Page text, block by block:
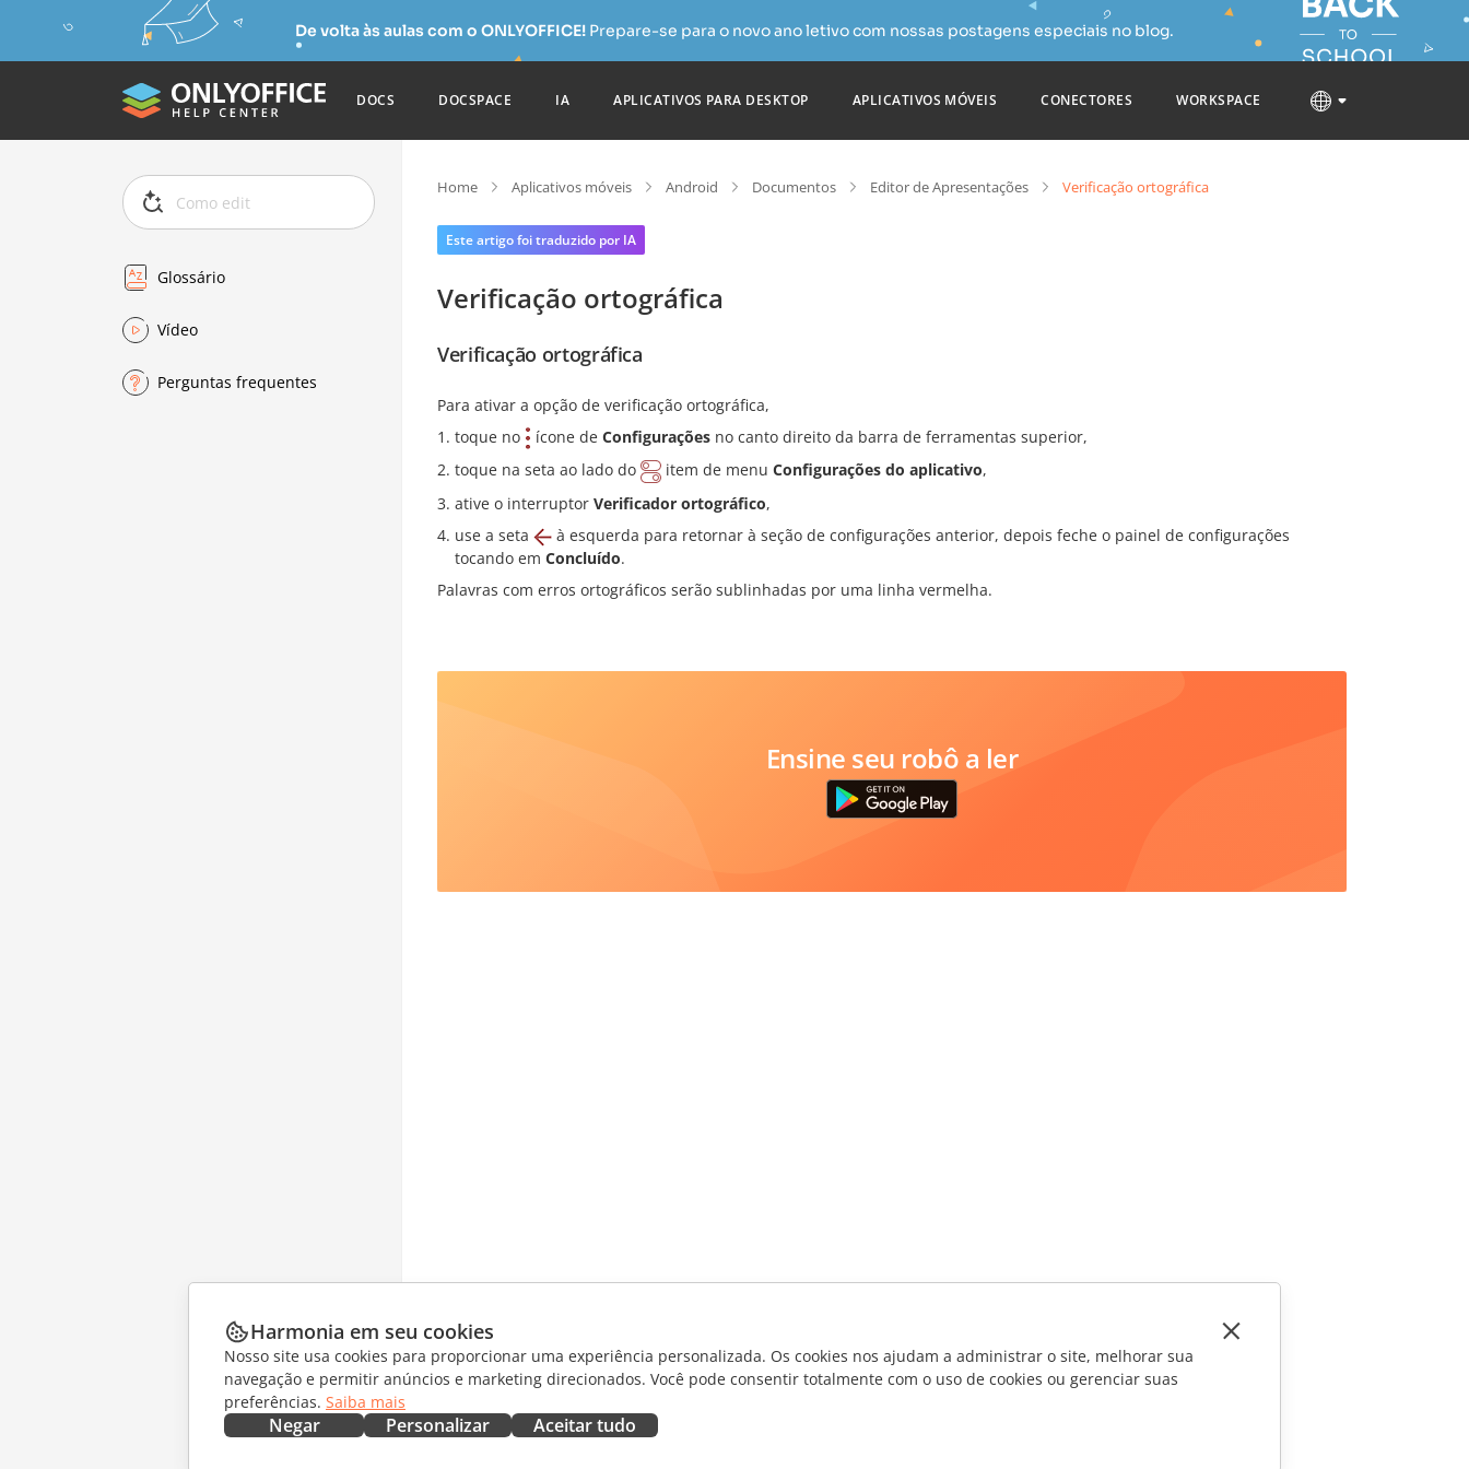
De volta às aulas com o ONLYOFFICE! Prepare-se para o novo ano letivo com nossas postagens especiais no blog.
DOCS DOCSPACE IA APLICATIVOS PARA DESKTOP APLICATIVOS MÓVEIS CONECTORES WORKSPACE
Glossário
Vídeo
Perguntas frequentes
Home Aplicativos móveis Android Documentos Editor de Apresentações Verificação ortográfica
Este artigo foi traduzido por IA
Verificação ortográfica
Verificação ortográfica
Para ativar a opção de verificação ortográfica,
toque no
ícone de Configurações no canto direito da barra de ferramentas superior,
toque na seta ao lado do
item de menu Configurações do aplicativo,
ative o interruptor Verificador ortográfico,
use a seta
à esquerda para retornar à seção de configurações anterior, depois feche o painel de configurações
tocando em Concluído.
Palavras com erros ortográficos serão sublinhadas por uma linha vermelha.
Ensine seu robô a ler
Harmonia em seu cookies
Nosso site usa cookies para proporcionar uma experiência personalizada. Os cookies nos ajudam a administrar o site, melhorar sua
navegação e permitir anúncios e marketing direcionados. Você pode consentir totalmente com o uso de cookies ou gerenciar suas
preferências. Saiba mais
Negar Personalizar Aceitar tudo